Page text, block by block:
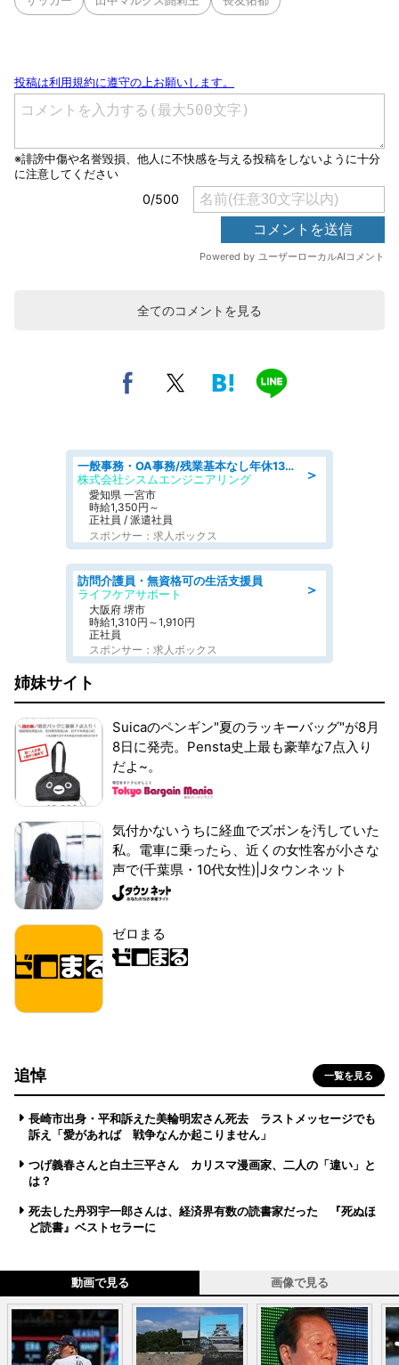
全てのコメントを見る
＞
一般事務・OA事務/残業基本なし年休130日社保完備の一般・調達事務
株式会社シスムエンジニアリング
愛知県 一宮市
時給1,350円～
正社員 / 派遣社員
スポンサー：求人ボックス
＞
訪問介護員・無資格可の生活支援員
ライフケアサポート
大阪府 堺市
時給1,310円～1,910円
正社員
スポンサー：求人ボックス
姉妹サイト
Suicaのペンギン"夏のラッキーバッグ"が8月
8日に発売。Pensta史上最も豪華な7点入り
だよ~。
気付かないうちに経血でズボンを汚していた
私。電車に乗ったら、近くの女性客が小さな
声で(千葉県・10代女性)|Jタウンネット
ゼロまる
追悼 一覧を見る
長崎市出身・平和訴えた美輪明宏さん死去 ラストメッセージでも
訴え「愛があれば 戦争なんか起こりません」
つげ義春さんと白土三平さん カリスマ漫画家、二人の「違い」と
は？
死去した丹羽宇一郎さんは、経済界有数の読書家だった 『死ぬほ
ど読書』ベストセラーに
動画で見る 画像で見る